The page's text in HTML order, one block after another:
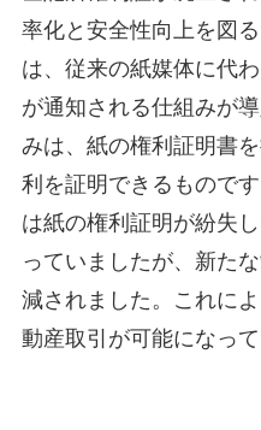
率化と安全性向上を図
は、従来の紙媒体に代
が通知される仕組みが
みは、紙の権利証明書
利を証明できるもので
は紙の権利証明が紛失
っていましたが、新た
減されました。これに
動産取引が可能になって